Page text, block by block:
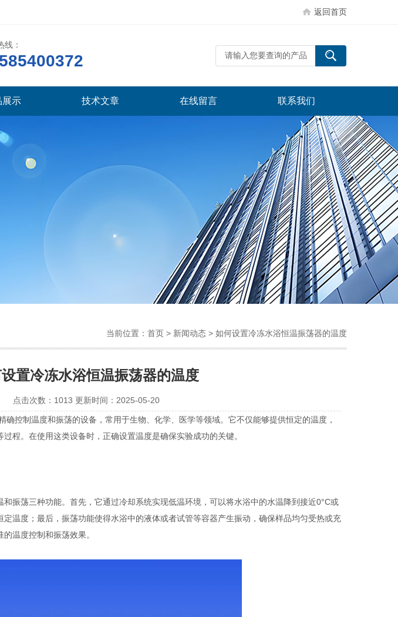
返回首页
线：
展示 技术文章 在线留言 联系我们
当前位置： 首页 > 新闻动态 > 如何设置冷冻水浴恒温振荡器的温度
置冷冻水浴恒温振荡器的温度
点击次数：1013 更新时间：2025-05-20
确控制温度和振荡的设备，常用于生物、化学、医学等领域。它不仅能够提供恒定的温度，
程。在使用这类设备时，正确设置温度是确保实验成功的关键。
荡三种功能。首先，它通过冷却系统实现低温环境，可以将水浴中的水温降到接近0°C或
温度；最后，振荡功能使得水浴中的液体或者试管等容器产生振动，确保样品均匀受热或充
温度控制和振荡效果。